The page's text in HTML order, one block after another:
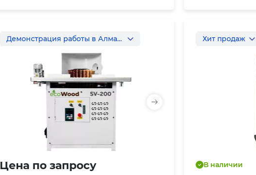
Демонстрация работы в Алматы
Цена по запросу
Хит продаж
В наличии